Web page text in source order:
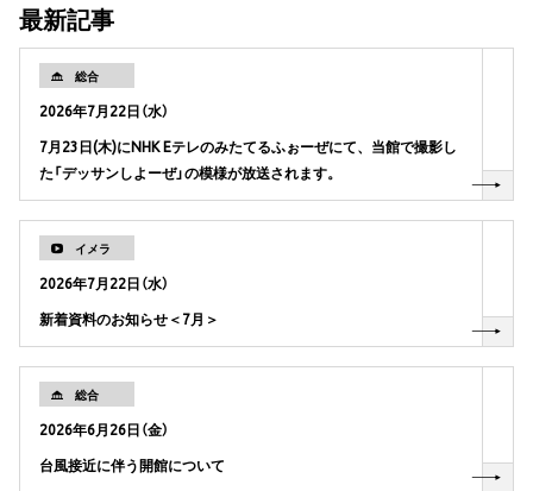
最新記事
総合
2026年7月22日（水）
7月23日(木)にNHK Eテレのみたてるふぉーぜにて、当館で撮影し
た「デッサンしよーぜ」の模様が放送されます。
イメラ
2026年7月22日（水）
新着資料のお知らせ＜7月＞
総合
2026年6月26日（金）
台風接近に伴う開館について